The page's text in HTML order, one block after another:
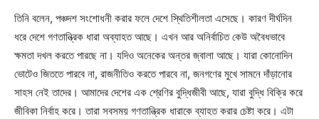
তিনি বলেন, পঞ্চদশ সংশোধনী করার ফলে দেশে স্থিতিশীলতা এসেছে। কারণ দীর্ঘদিন
ধরে দেশে গণতান্ত্রিক ধারা অব্যাহত আছে। এখন আর অনির্বাচিত কেউ অবৈধভাবে
ক্ষমতা দখল করতে পারছে না। যদিও অনেকের অন্তর জ্বালা আছে। যারা কোনোদিন
ভোটেও জিততে পারবে না, রাজনীতিও করতে পারবে না, জনগণের মুখে সামনে দাঁড়ানোর
সাহস নেই তাদের। আমাদের দেশের এক শ্রেণির বুদ্ধিজীবী আছে, যারা বুদ্ধি বিক্রি করে
জীবিকা নির্বাহ করে। তারা সবসময় গণতান্ত্রিক ধারাকে ব্যাহত করার চেষ্টা করে। এটা